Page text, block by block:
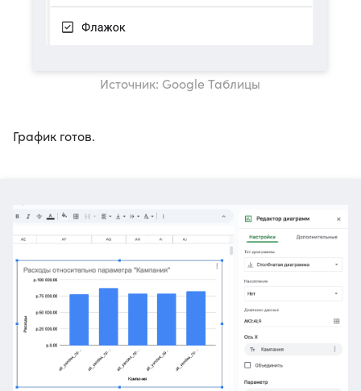
Источник: Google Таблицы
График готов.